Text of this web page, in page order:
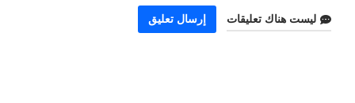
ليست هناك تعليقات إرسال تعليق